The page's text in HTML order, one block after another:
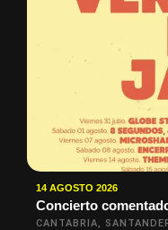
14 AGOSTO 2026
Concierto
CANTABRIA,